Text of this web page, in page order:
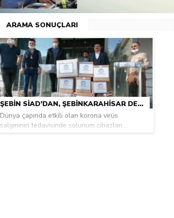
ARAMA SONUÇLARI
ŞEBİN SİAD’DAN, ŞEBINKARAHISAR DEVLET HASTANESINE SOLUNUM CIHAZI DESTEĞI
Dünya çapında etkili olan korona virüs
salgınının tedavisinde solunum cihazları ...